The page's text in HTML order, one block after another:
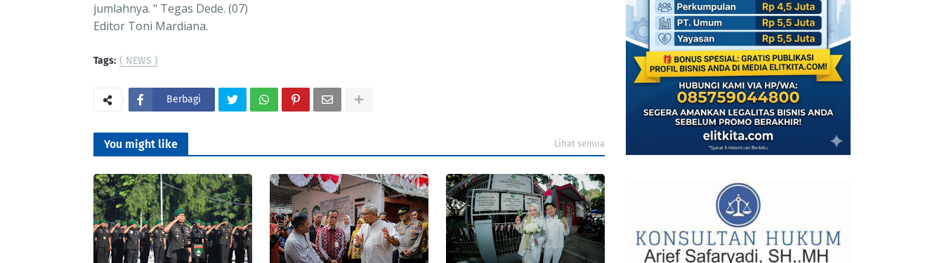
jumlahnya. " Tegas Dede. (07)
Editor Toni Mardiana.
Tags: ( NEWS )
Berbagi
You might like Lihat semua